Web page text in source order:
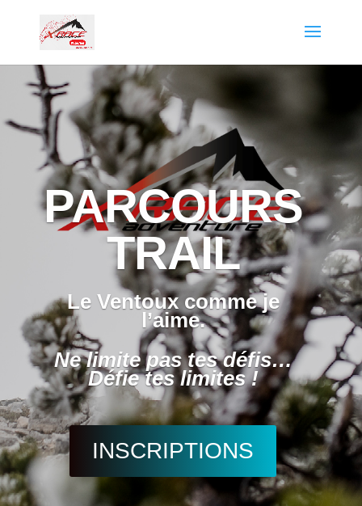
PARCOURS
TRAIL
Le Ventoux comme je
l’aime.
Ne limite pas tes défis…
Défie tes limites !
INSCRIPTIONS